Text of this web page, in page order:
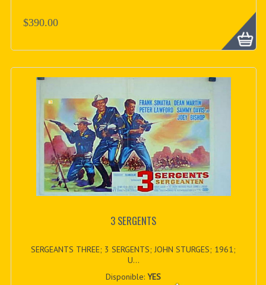
$390.00
3 SERGENTS
SERGEANTS THREE; 3 SERGENTS; JOHN STURGES; 1961;
U...
Disponible:YES